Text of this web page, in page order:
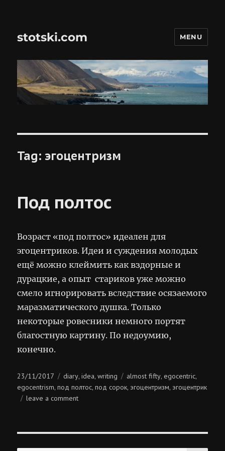
stotski.com MENU
Tag:эгоцентризм
Под полтос
Возраст «под полтос» идеален для
эгоцентриков. Идеи и суждения молодых
ещё можно клеймить как вздорные и
дурацкие, а опыт стариков уже можно
смело игнорировать вследствие осязаемого
маразматического душка. Только
некоторые ровесники немного портят
благостную картину. По недоумию,
конечно.
Posted
on
23/11/2017 Categories
diary,idea,writing Tags
almost fifty,egocentric,
egocentrism,под полтос,под сорок, эгоцентризм, эгоцентрик
leave a commenton